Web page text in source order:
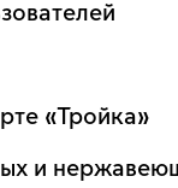
«Тройка»
и